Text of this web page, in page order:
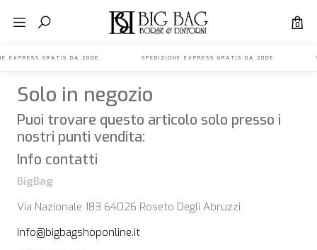
0
EXPRESS GRATIS DA 200€ SPEDIZIONE EXPRESS GRATIS DA 200€
Solo in negozio
Puoi trovare questo articolo solo presso i
nostri punti vendita:
Info contatti
BigBag
Via Nazionale 183 64026 Roseto Degli Abruzzi
info@bigbagshoponline.it